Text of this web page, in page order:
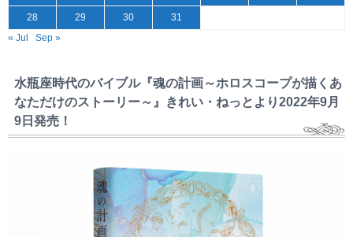
28 29 30
31
« Jul
Sep »
水瓶座時代のバイブル『魂の計画～ホロスコープが描くあ
なただけのストーリー～』きれい・ねっとより2022年9月
9日発売！